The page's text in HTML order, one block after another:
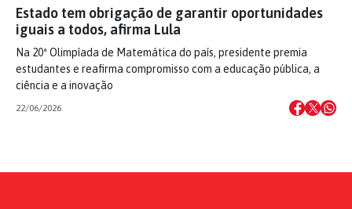
Estado tem obrigação de garantir oportunidades
iguais a todos, afirma Lula
Na 20ª Olimpíada de Matemática do país, presidente premia
estudantes e reafirma compromisso com a educação pública, a
ciência e a inovação
22/06/2026